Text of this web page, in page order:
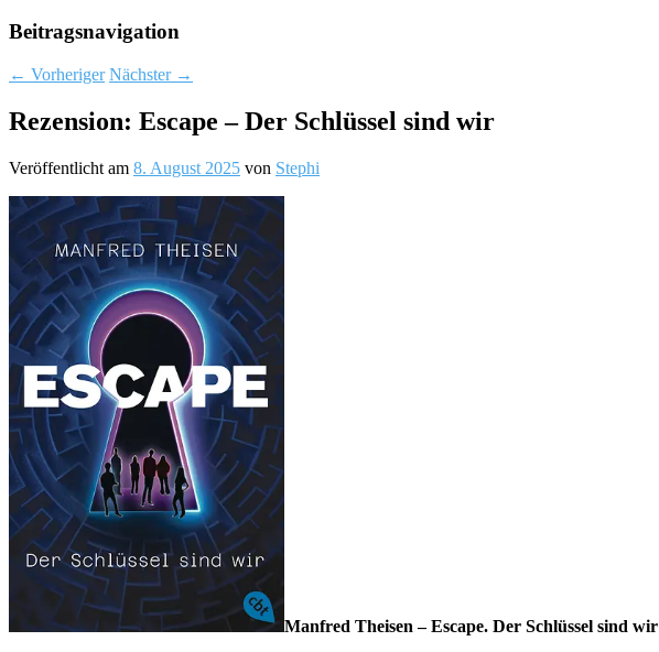
Beitragsnavigation
← Vorheriger Nächster →
Rezension: Escape – Der Schlüssel sind wir
Veröffentlicht am 8. August 2025 von Stephi
Manfred Theisen – Escape. Der Schlüssel sind wir